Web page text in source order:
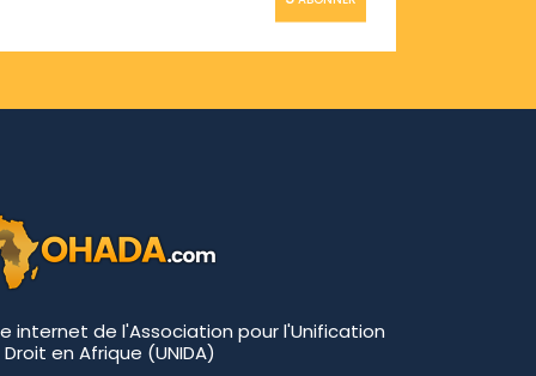
internet de l'Association pour l'Unification
en Afrique (UNIDA)